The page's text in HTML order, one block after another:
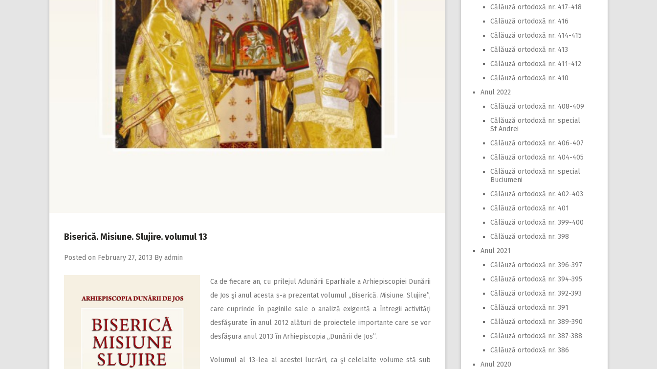
Biserică. Misiune. Slujire. volumul 13
Posted on February 27, 2013 By admin
Ca de fiecare an, cu prilejul Adunării Eparhiale a Arhiepiscopiei Dunării
de Jos şi anul acesta s-a prezentat volumul „Biserică. Misiune. Slujire”,
care cuprinde în paginile sale o analiză exigentă a întregii activităţi
desfăşurate în anul 2012 alături de proiectele importante care se vor
desfăşura anul 2013 în Arhiepiscopia „Dunării de Jos”.
Volumul al 13-lea al acestei lucrări, ca şi celelalte volume stă sub
Călăuză ortodoxă nr. 417-418
Călăuză ortodoxă nr. 416
Călăuză ortodoxă nr. 414-415
Călăuză ortodoxă nr. 413
Călăuză ortodoxă nr. 411-412
Călăuză ortodoxă nr. 410
Anul 2022
Călăuză ortodoxă nr. 408-409
Călăuză ortodoxă nr. special
Sf Andrei
Călăuză ortodoxă nr. 406-407
Călăuză ortodoxă nr. 404-405
Călăuză ortodoxă nr. special
Buciumeni
Călăuză ortodoxă nr. 402-403
Călăuză ortodoxă nr. 401
Călăuză ortodoxă nr. 399-400
Călăuză ortodoxă nr. 398
Anul 2021
Călăuză ortodoxă nr. 396-397
Călăuză ortodoxă nr. 394-395
Călăuză ortodoxă nr. 392-393
Călăuză ortodoxă nr. 391
Călăuză ortodoxă nr. 389-390
Călăuză ortodoxă nr. 387-388
Călăuză ortodoxă nr. 386
Anul 2020